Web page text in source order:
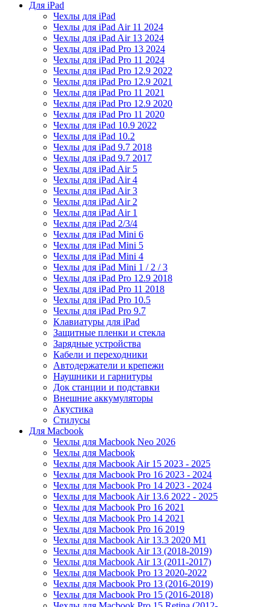
Для iPad
Чехлы для iPad
Чехлы для iPad Air 11 2024
Чехлы для iPad Air 13 2024
Чехлы для iPad Pro 13 2024
Чехлы для iPad Pro 11 2024
Чехлы для iPad Pro 12.9 2022
Чехлы для iPad Pro 12.9 2021
Чехлы для iPad Pro 11 2021
Чехлы для iPad Pro 12.9 2020
Чехлы для iPad Pro 11 2020
Чехлы для iPad 10.9 2022
Чехлы для iPad 10.2
Чехлы для iPad 9.7 2018
Чехлы для iPad 9.7 2017
Чехлы для iPad Air 5
Чехлы для iPad Air 4
Чехлы для iPad Air 3
Чехлы для iPad Air 2
Чехлы для iPad Air 1
Чехлы для iPad 2/3/4
Чехлы для iPad Mini 6
Чехлы для iPad Mini 5
Чехлы для iPad Mini 4
Чехлы для iPad Mini 1 / 2 / 3
Чехлы для iPad Pro 12.9 2018
Чехлы для iPad Pro 11 2018
Чехлы для iPad Pro 10.5
Чехлы для iPad Pro 9.7
Клавиатуры для iPad
Защитные пленки и стекла
Зарядные устройства
Кабели и переходники
Автодержатели и крепежи
Наушники и гарнитуры
Док станции и подставки
Внешние аккумуляторы
Акустика
Стилусы
Для Macbook
Чехлы для Macbook Neo 2026
Чехлы для Macbook
Чехлы для Macbook Air 15 2023 - 2025
Чехлы для Macbook Pro 16 2023 - 2024
Чехлы для Macbook Pro 14 2023 - 2024
Чехлы для Macbook Air 13.6 2022 - 2025
Чехлы для Macbook Pro 16 2021
Чехлы для Macbook Pro 14 2021
Чехлы для Macbook Pro 16 2019
Чехлы для Macbook Air 13.3 2020 M1
Чехлы для Macbook Air 13 (2018-2019)
Чехлы для Macbook Air 13 (2011-2017)
Чехлы для Macbook Pro 13 2020-2022
Чехлы для Macbook Pro 13 (2016-2019)
Чехлы для Macbook Pro 15 (2016-2018)